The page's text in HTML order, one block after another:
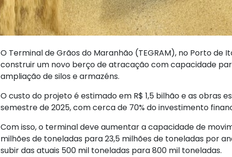
O Terminal de Grãos do Maranhão (TEGRAM), no Porto de
construir um novo berço de atracação com capacidade
ampliação de silos e armazéns.
O custo do projeto é estimado em R$ 1,5 bilhão e as obras
semestre de 2025, com cerca de 70% do investimento
Com isso, o terminal deve aumentar a capacidade de
milhões de toneladas para 23,5 milhões de toneladas por
subir das atuais 500 mil toneladas para 800 mil toneladas.